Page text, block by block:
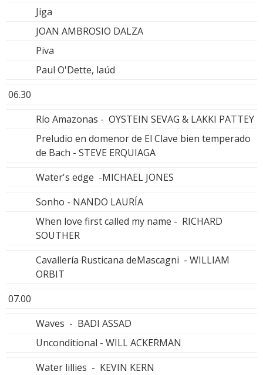
Jiga
JOAN AMBROSIO DALZA
Piva
Paul O'Dette, laúd
06.30
Río Amazonas - OYSTEIN SEVAG & LAKKI PATTEY
Preludio en domenor de El Clave bien temperado
de Bach - STEVE ERQUIAGA
Water's edge -MICHAEL JONES
Sonho - NANDO LAURÍA
When love first called my name - RICHARD
SOUTHER
Cavallería Rusticana deMascagni - WILLIAM
ORBIT
07.00
Waves - BADI ASSAD
Unconditional - WILL ACKERMAN
Water lillies - KEVIN KERN